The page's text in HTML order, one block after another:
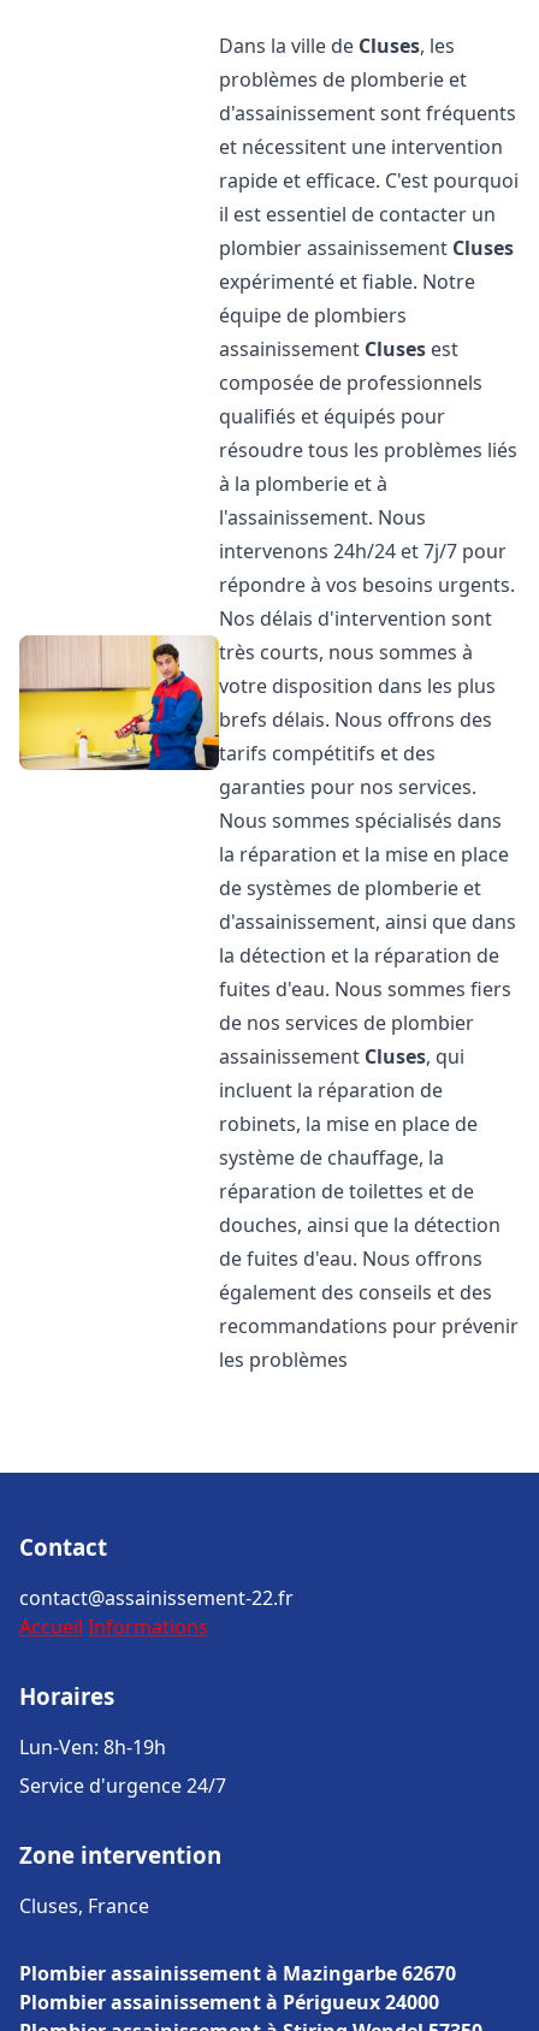
Dans la ville de Cluses, les
problèmes de plomberie et
d'assainissement sont fréquents
et nécessitent une intervention
rapide et efficace. C'est pourquoi
il est essentiel de contacter un
plombier assainissement Cluses
expérimenté et fiable. Notre
équipe de plombiers
assainissement Cluses est
composée de professionnels
qualifiés et équipés pour
résoudre tous les problèmes liés
à la plomberie et à
l'assainissement. Nous
intervenons 24h/24 et 7j/7 pour
répondre à vos besoins urgents.
Nos délais d'intervention sont
très courts, nous sommes à
votre disposition dans les plus
brefs délais. Nous offrons des
tarifs compétitifs et des
garanties pour nos services.
Nous sommes spécialisés dans
la réparation et la mise en place
de systèmes de plomberie et
d'assainissement, ainsi que dans
la détection et la réparation de
fuites d'eau. Nous sommes fiers
de nos services de plombier
assainissement Cluses, qui
incluent la réparation de
robinets, la mise en place de
système de chauffage, la
réparation de toilettes et de
douches, ainsi que la détection
de fuites d'eau. Nous offrons
également des conseils et des
recommandations pour prévenir
les problèmes
Contact
contact@assainissement-22.fr
Accueil Informations
Horaires
Lun-Ven: 8h-19h
Service d'urgence 24/7
Zone intervention
Cluses, France
Plombier assainissement à Mazingarbe 62670
Plombier assainissement à Périgueux 24000